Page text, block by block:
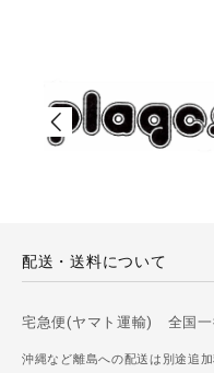
配送・送料について
宅急便(ヤマト運輸) 全国一
沖縄など離島への配送は別途追